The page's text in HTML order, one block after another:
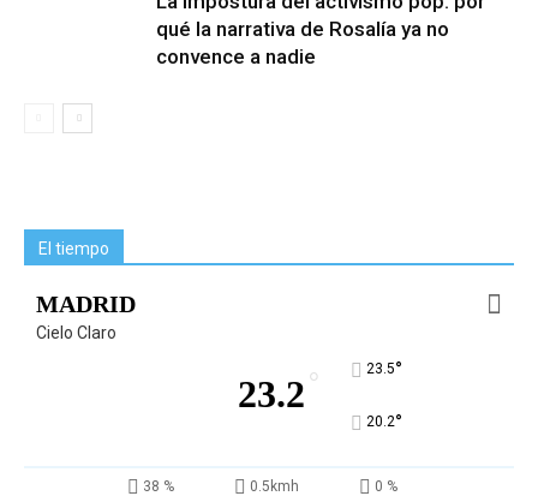
qué la narrativa de Rosalía ya no
convence a nadie
El tiempo
MADRID
Cielo Claro
23.2 ° 23.5°
20.2°
38 % 0.5kmh 0 %